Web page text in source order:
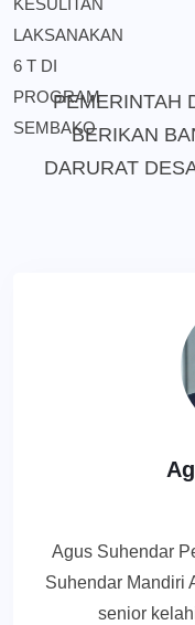
PEMERINTAH
BERIKAN
DARURAT
Agus Suhendar
Suhendar Mandiri
senior